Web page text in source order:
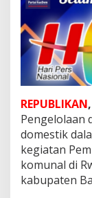
REPUBLIKAN
Pengelolaan
domestik
kegiatan
komunal di
kabupaten